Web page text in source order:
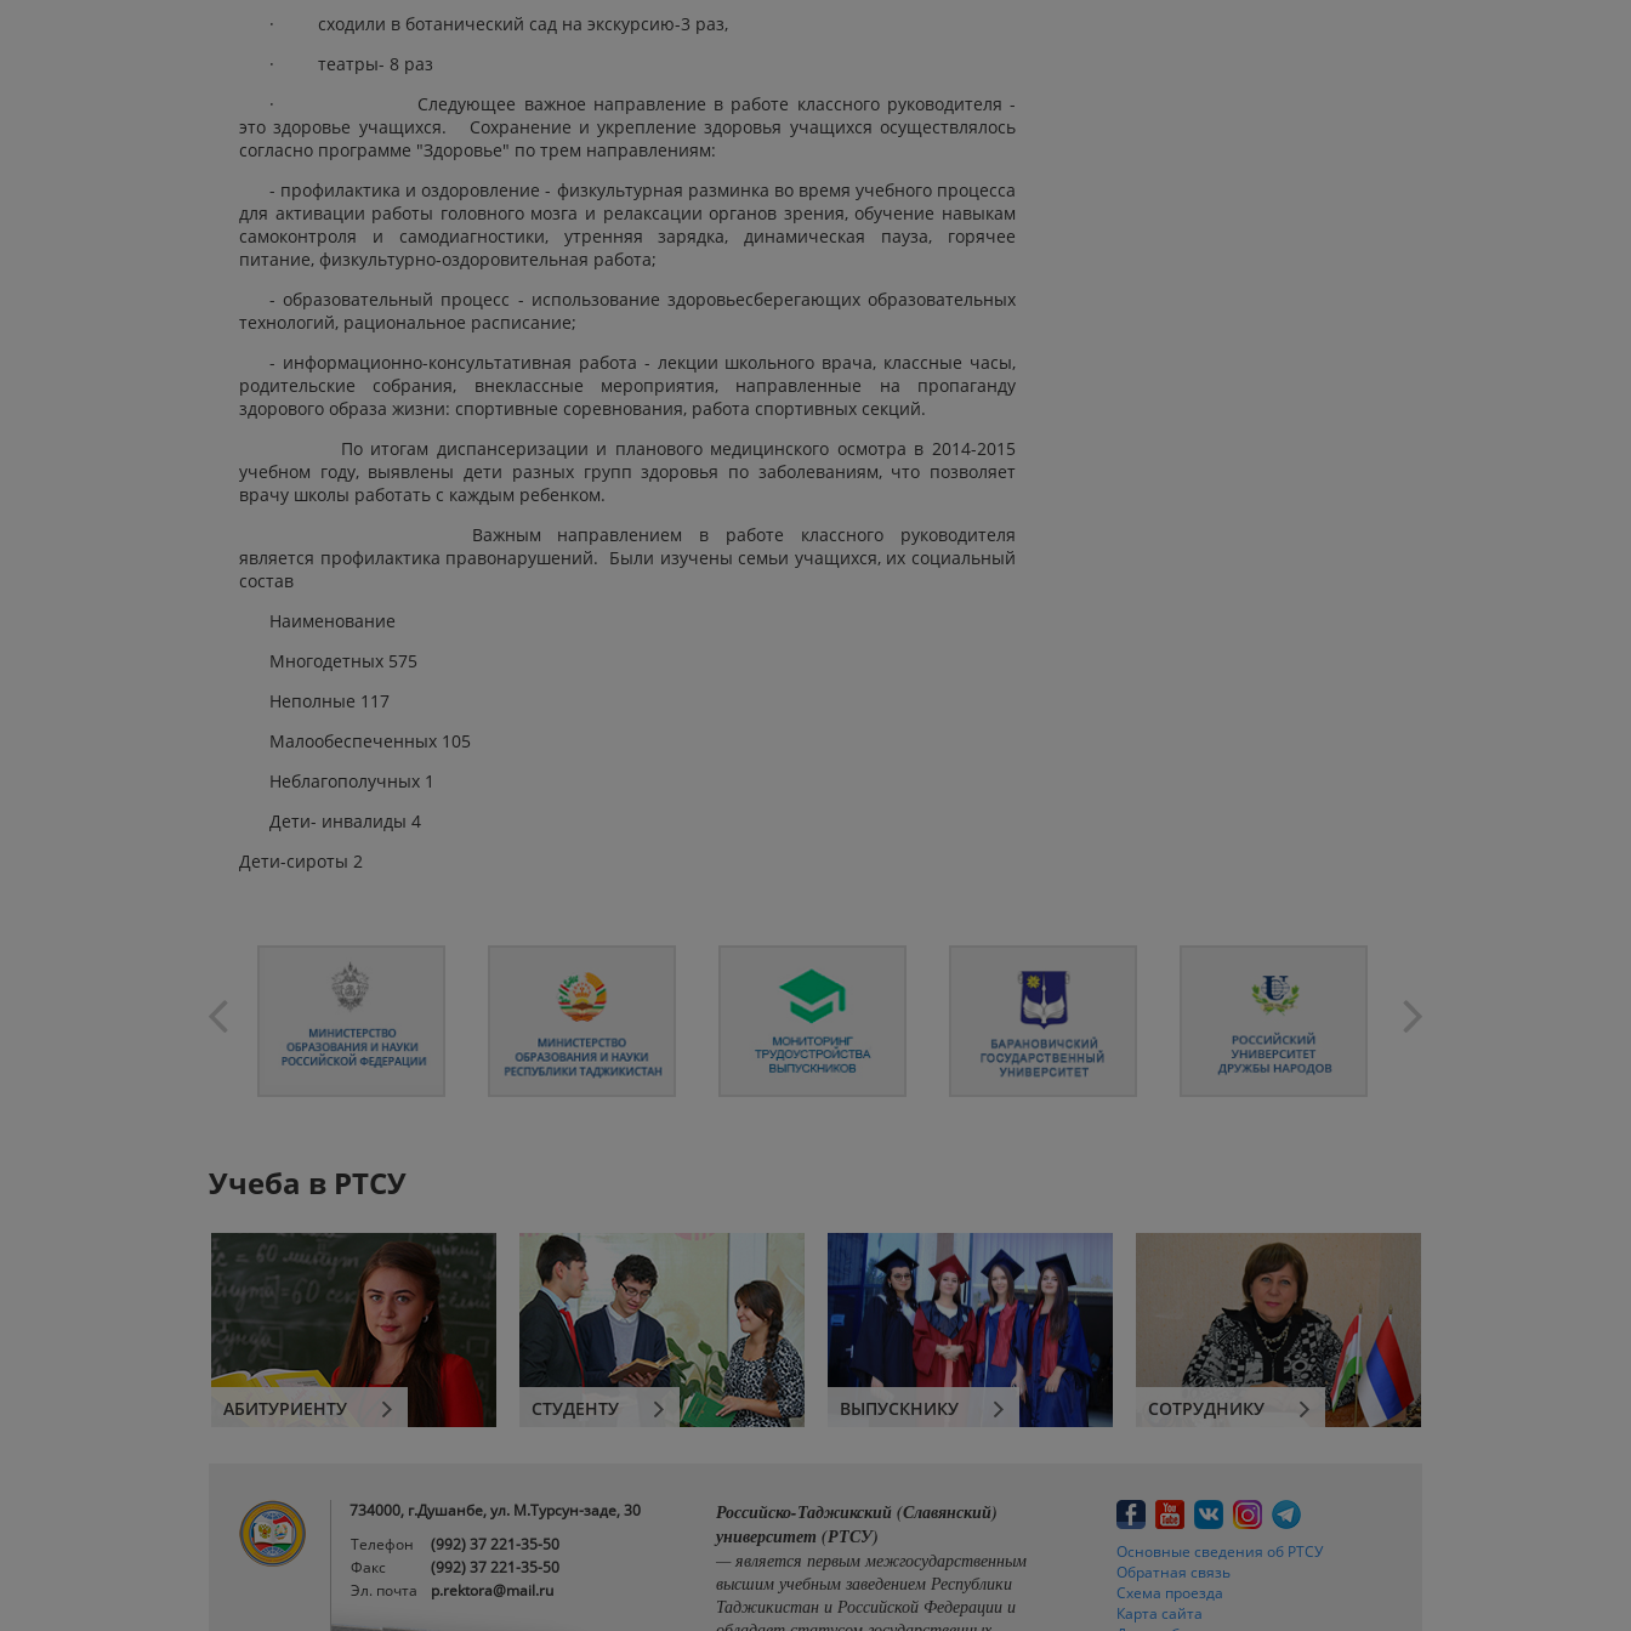
· сходили в ботанический сад на экскурсию-3 раз,
· театры- 8 раз
· Следующее важное направление в работе классного руководителя -
это здоровье учащихся. Сохранение и укрепление здоровья учащихся осуществлялось
согласно программе "Здоровье" по трем направлениям:
- профилактика и оздоровление - физкультурная разминка во время учебного процесса
для активации работы головного мозга и релаксации органов зрения, обучение навыкам
самоконтроля и самодиагностики, утренняя зарядка, динамическая пауза, горячее
питание, физкультурно-оздоровительная работа;
- образовательный процесс - использование здоровьесберегающих образовательных
технологий, рациональное расписание;
- информационно-консультативная работа - лекции школьного врача, классные часы,
родительские собрания, внеклассные мероприятия, направленные на пропаганду
здорового образа жизни: спортивные соревнования, работа спортивных секций.
По итогам диспансеризации и планового медицинского осмотра в 2014-2015
учебном году, выявлены дети разных групп здоровья по заболеваниям, что позволяет
врачу школы работать с каждым ребенком.
Важным направлением в работе классного руководителя
является профилактика правонарушений. Были изучены семьи учащихся, их социальный
состав
Наименование
Многодетных 575
Неполные 117
Малообеспеченных 105
Неблагополучных 1
Дети- инвалиды 4
Дети-сироты 2
Учеба в РТСУ
АБИТУРИЕНТУ СТУДЕНТУ ВЫПУСКНИКУ СОТРУДНИКУ
734000, г.Душанбе, ул. М.Турсун-заде, 30
Телефон
(992) 37 221-35-50
Факс
(992) 37 221-35-50
Эл. почта
p.rektora@mail.ru
Российско-Таджикский (Славянский)
университет (РТСУ)
— является первым межгосударственным
высшим учебным заведением Республики
Таджикистан и Российской Федерации и
Основные сведения об РТСУ
Обратная связь
Схема проезда
Карта сайта